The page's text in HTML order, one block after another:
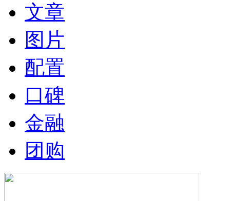
文章
图片
配置
口碑
金融
团购